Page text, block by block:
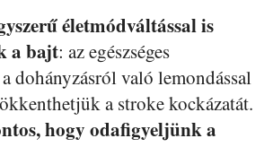
életmódváltással is
a bajt: az egészséges
dohányzásról való lemondással
a stroke kockázatát.
hogy odafigyeljünk a